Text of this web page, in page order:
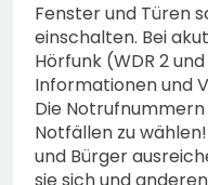
Fenster und Türen
einschalten. Bei
Hörfunk (WDR 2
Informationen und
Die Notrufnummern
Notfällen zu
und Bürger